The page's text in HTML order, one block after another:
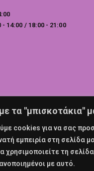
τα "μπισκοτάκια"
cookies για να σας
εμπειρία στη σελίδα
χρησιμοποιείτε τη
με αυτό.
14:00 / 18:00 - 21:00